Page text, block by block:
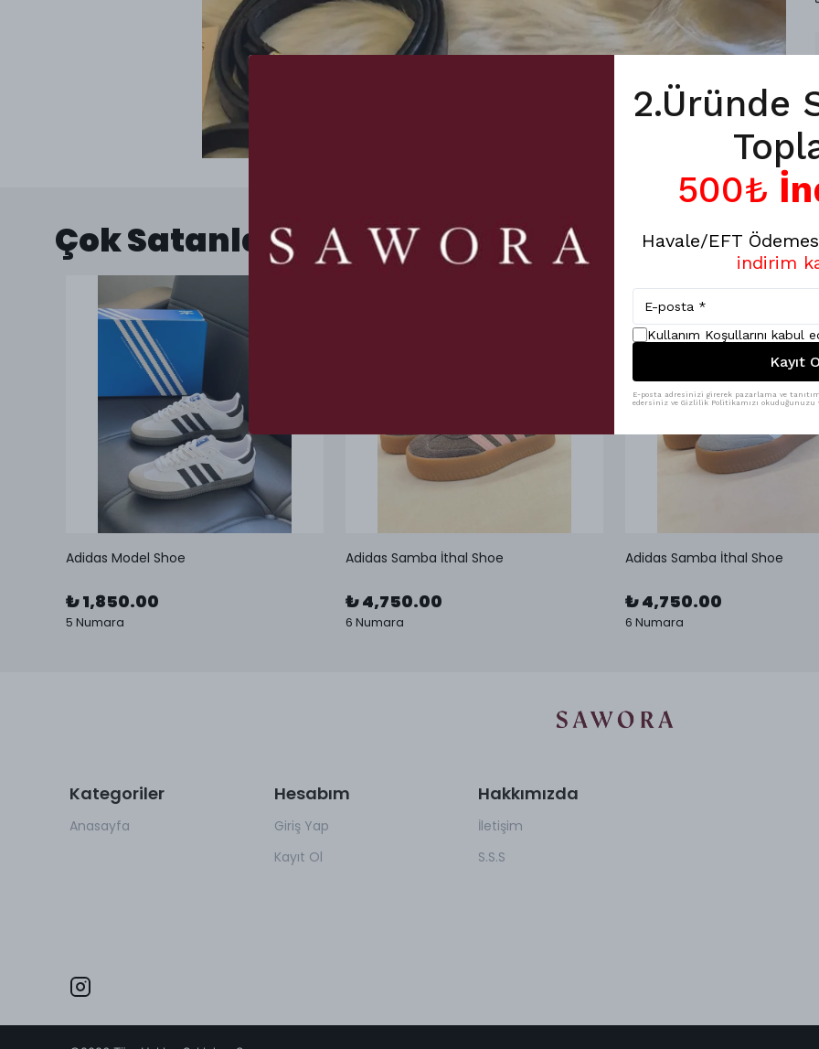
Çok Satanlar
Adidas Model Shoe
₺ 1,850.00
5 Numara
Adidas Samba İthal Shoe
₺ 4,750.00
6 Numara
Adidas Samba İthal Shoe
₺ 4,750.00
6 Numara
Kategoriler
Anasayfa
Hesabım
Giriş Yap
Kayıt Ol
Hakkımızda
İletişim
S.S.S
2.Üründe
500₺
Havale/EFT
indirim
Kullanım Koşullarını kabul
Kayıt
E-posta adresinizi girerek pazarlama ve
edersiniz ve Gizlilik Politikamızı okuduğunuzu